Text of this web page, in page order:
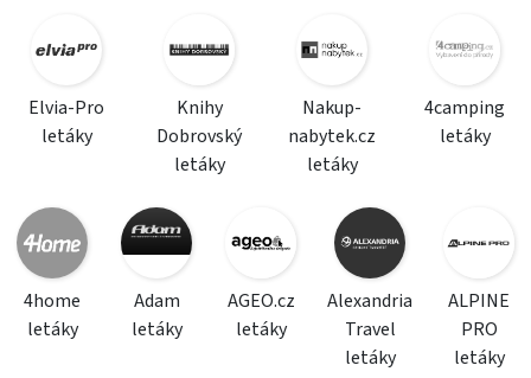
Elvia-Pro
letáky
Knihy
Dobrovský
letáky
Nakup-
nabytek.cz
letáky
4camping
letáky
4home
letáky
Adam
letáky
AGEO.cz
letáky
Alexandria
Travel
letáky
ALPINE
PRO
letáky